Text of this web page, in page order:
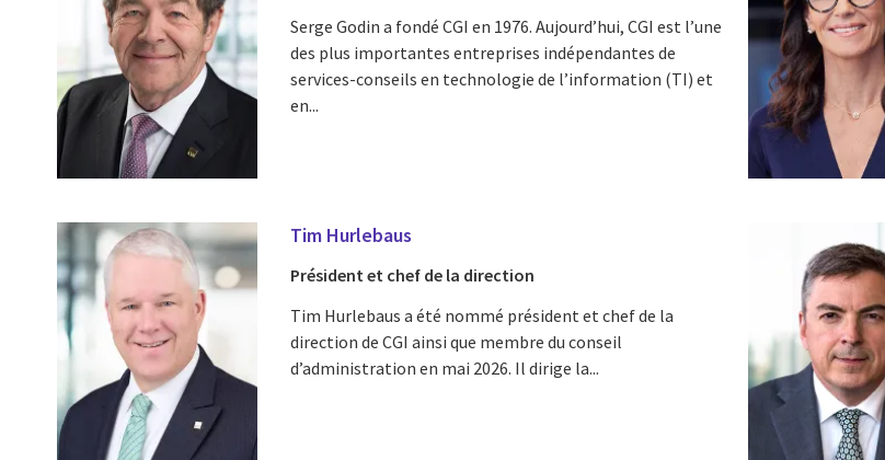
Serge Godin a fondé CGI en 1976. Aujourd’hui, CGI est l’une
des plus importantes entreprises indépendantes de
services-conseils en technologie de l’information (TI) et
en...
Tim Hurlebaus
Président et chef de la direction
Tim Hurlebaus a été nommé président et chef de la
direction de CGI ainsi que membre du conseil
d’administration en mai 2026. Il dirige la...